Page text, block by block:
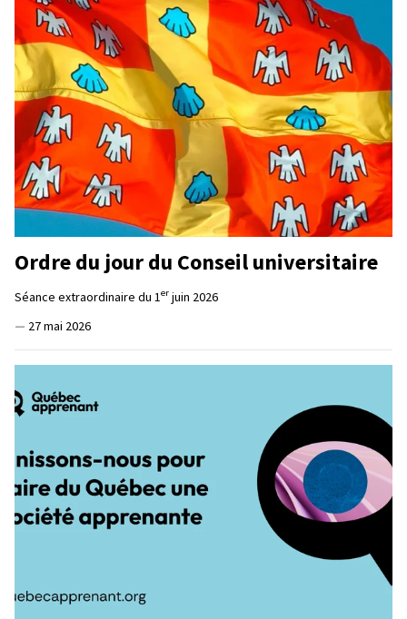
Ordre du jour du Conseil universitaire
Séance extraordinaire du 1 er juin 2026
— 27 mai 2026